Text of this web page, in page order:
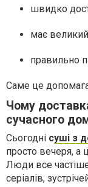
швидко
має великий
правильно
Саме це
Чому
сучасного
Сьогодні суші з
просто вечеря, а
Люди все
серіалів,